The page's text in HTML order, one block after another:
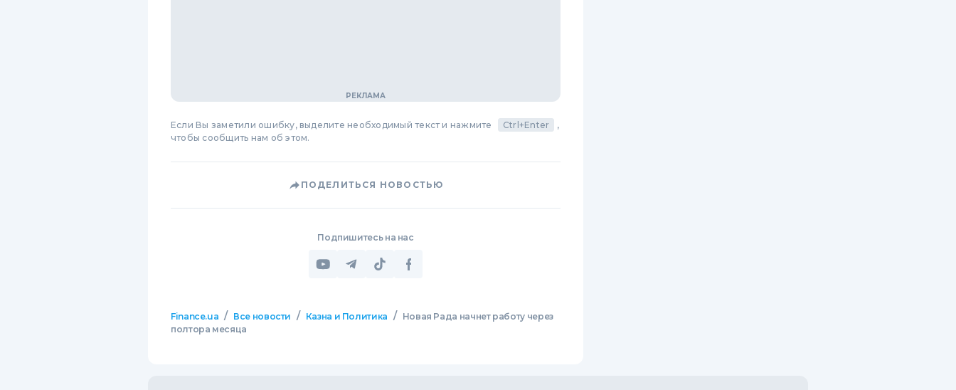
Если Вы заметили ошибку, выделите необходимый текст и нажмите Ctrl+Enter
,
чтобы сообщить нам об этом.
ПОДЕЛИТЬСЯ НОВОСТЬЮ
Подпишитесь на нас
Finance.ua / Все новости / Казна и Политика /
Новая Рада начнет работу через
полтора месяца